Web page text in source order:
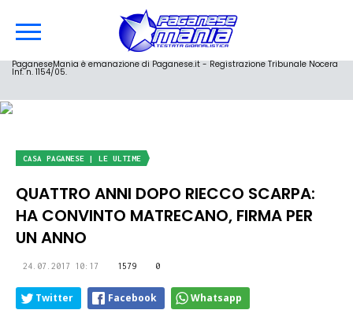
PaganeseMania è emanazione di Paganese.it - Registrazione Tribunale Nocera
Inf. n. 1154/05.
CASA PAGANESE | LE ULTIME
QUATTRO ANNI DOPO RIECCO SCARPA:
HA CONVINTO MATRECANO, FIRMA PER
UN ANNO
24.07.2017 10:17 1579 0
Twitter Facebook Whatsapp